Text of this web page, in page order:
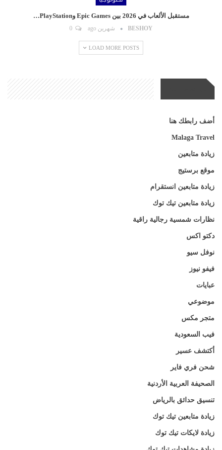
مستقبل الألعاب في 2026 بين Epic Games وPlayStation…
BESHOY شهرين ago
LOAD MORE POSTS
أضف رابطك هنا
Malaga Travel
زيادة متابعين
موقع برستيج
زيادة متابعين انستقرام
زيادة متابعين تيك توك
نظارات شمسية رجالية راقية
دكتو اكس
نوفل سيو
فيفو نيوز
عبايات
موضوعي
متجر مكس
فيب السعودية
أكتشف عسير
شحن فري فاير
الصحيفة العربية الأردنية
تنسيق حدائق بالرياض
زيادة متابعين تيك توك
زيادة لايكات تيك توك